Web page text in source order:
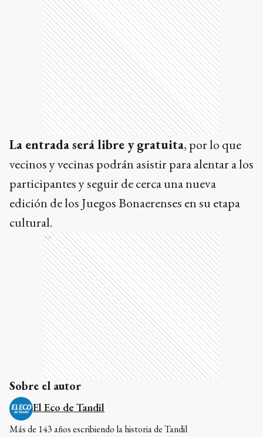
La entrada será libre y gratuita, por lo que
vecinos y vecinas podrán asistir para alentar a los
participantes y seguir de cerca una nueva
edición de los Juegos Bonaerenses en su etapa
cultural.
Ads
Sobre el autor
El Eco de Tandil
Más de 143 años escribiendo la historia de Tandil